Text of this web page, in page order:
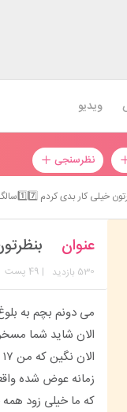
ویدیو
نظرسنجی
خیلی کار بدی کردم 1️⃣7️⃣سالگی وارد رابطه شدم
عنوان بنظرتون
530 بازدید | 49 پست
می دونم بچم به
الان شاید شما مسخره کنین
الان نگین که من ۱۷ ساله بودم فرق پسرو دخترو نمی دونستم
زمانه عوض شده
که ما خیلی زود